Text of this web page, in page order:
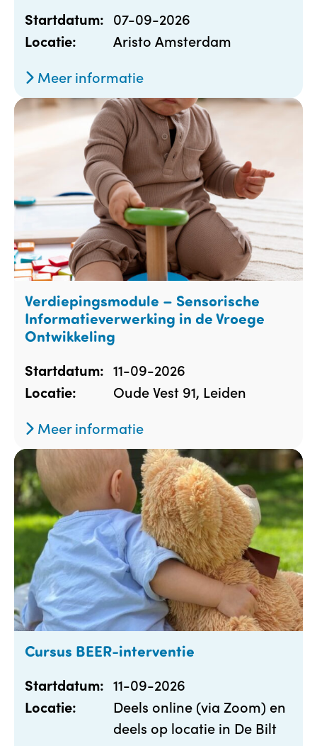
Startdatum: 07-09-2026
Locatie:
Aristo Amsterdam
Meer informatie
Verdiepingsmodule – Sensorische
Informatieverwerking in de Vroege
Ontwikkeling
Startdatum: 11-09-2026
Locatie:
Oude Vest 91, Leiden
Meer informatie
Cursus BEER-interventie
Startdatum: 11-09-2026
Locatie:
Deels online (via Zoom) en
deels op locatie in De Bilt